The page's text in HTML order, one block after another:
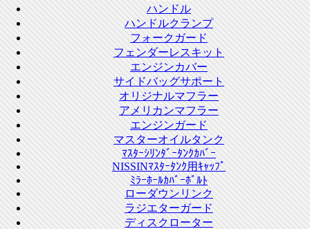
ハンドル
ハンドルクランプ
フォークガード
フェンダーレスキット
エンジンカバー
サイドバッグサポート
オリジナルマフラー
アメリカンマフラー
エンジンガード
マスターオイルタンク
ﾏｽﾀｰｼﾘﾝﾀﾞｰﾀﾝｸｶﾊﾞｰ
NISSINﾏｽﾀｰﾀﾝｸ用ｷｬｯﾌﾟ
ﾐﾗｰﾎｰﾙｶﾊﾞｰﾎﾞﾙﾄ
ローダウンリンク
ラジエターガード
ディスクローター